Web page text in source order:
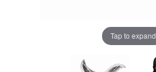
Tap to expand